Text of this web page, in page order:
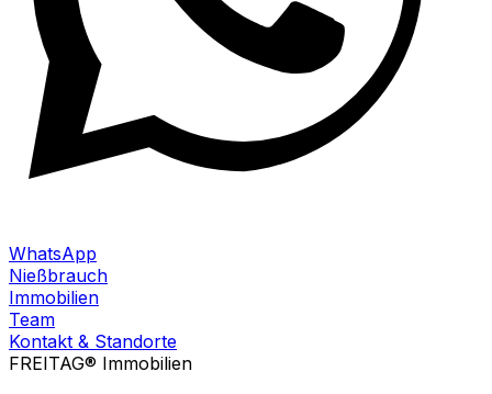
WhatsApp
Nießbrauch
Immobilien
Team
Kontakt & Standorte
FREITAG® Immobilien